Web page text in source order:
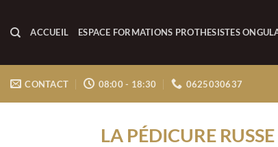
contenu
ACCUEIL ESPACE FORMATIONS PROTHESISTES
CONTACT 08:00 - 18:30 0625030637
LA PÉDICURE